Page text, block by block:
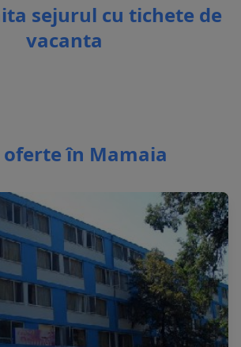
sejurul cu tichete de
vacanta
în Mamaia